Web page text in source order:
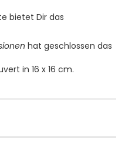
bietet Dir das
hat geschlossen das
in 16 x 16 cm.